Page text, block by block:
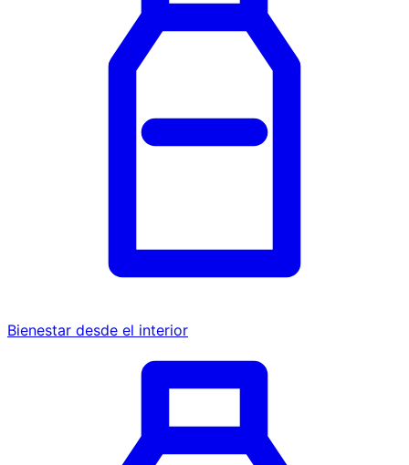
Bienestar desde el interior